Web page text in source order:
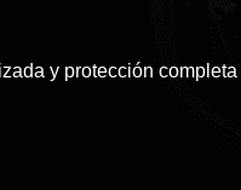
y protección